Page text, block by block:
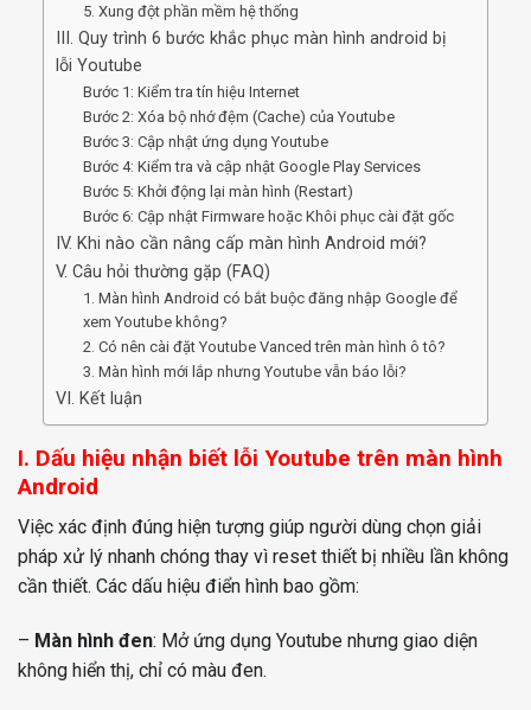
5. Xung đột phần mềm hệ thống
III. Quy trình 6 bước khắc phục màn hình android bị
lỗi Youtube
Bước 1: Kiểm tra tín hiệu Internet
Bước 2: Xóa bộ nhớ đệm (Cache) của Youtube
Bước 3: Cập nhật ứng dụng Youtube
Bước 4: Kiểm tra và cập nhật Google Play Services
Bước 5: Khởi động lại màn hình (Restart)
Bước 6: Cập nhật Firmware hoặc Khôi phục cài đặt gốc
IV. Khi nào cần nâng cấp màn hình Android mới?
V. Câu hỏi thường gặp (FAQ)
1. Màn hình Android có bắt buộc đăng nhập Google để
xem Youtube không?
2. Có nên cài đặt Youtube Vanced trên màn hình ô tô?
3. Màn hình mới lắp nhưng Youtube vẫn báo lỗi?
VI. Kết luận
I. Dấu hiệu nhận biết lỗi Youtube trên màn hình
Android
Việc xác định đúng hiện tượng giúp người dùng chọn giải
pháp xử lý nhanh chóng thay vì reset thiết bị nhiều lần không
cần thiết. Các dấu hiệu điển hình bao gồm:
– Màn hình đen: Mở ứng dụng Youtube nhưng giao diện
không hiển thị, chỉ có màu đen.